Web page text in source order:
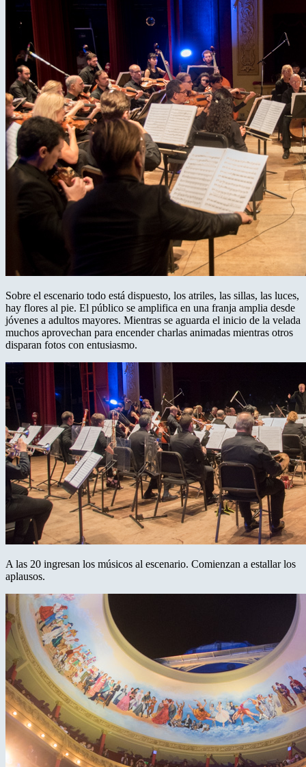
Sobre el escenario todo está dispuesto, los atriles, las sillas, las luces,
hay flores al pie. El público se amplifica en una franja amplia desde
jóvenes a adultos mayores. Mientras se aguarda el inicio de la velada
muchos aprovechan para encender charlas animadas mientras otros
disparan fotos con entusiasmo.
A las 20 ingresan los músicos al escenario. Comienzan a estallar los
aplausos.